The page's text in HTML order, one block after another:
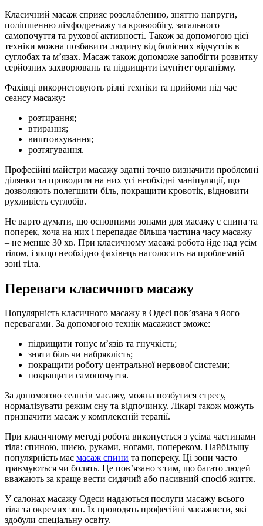
Класичний масаж сприяє розслабленню, зняттю напруги,
поліпшенню лімфодренажу та кровообігу, загального
самопочуття та рухової активності. Також за допомогою цієї
техніки можна позбавити людину від болісних відчуттів в
суглобах та м’язах. Масаж також допоможе запобігти розвитку
серйозних захворювань та підвищити імунітет організму.
Фахівці використовують різні техніки та прийоми під час
сеансу масажу:
розтирання;
втирання;
виштовхування;
розтягування.
Професійні майстри масажу здатні точно визначити проблемні
ділянки та проводити на них усі необхідні маніпуляції, що
дозволяють полегшити біль, покращити кровотік, відновити
рухливість суглобів.
Не варто думати, що основними зонами для масажу є спина та
поперек, хоча на них і перепадає більша частина часу масажу
– не менше 30 хв. При класичному масажі робота йде над усім
тілом, і якщо необхідно фахівець наголосить на проблемній
зоні тіла.
Переваги класичного масажу
Популярність класичного масажу в Одесі пов’язана з його
перевагами. За допомогою технік масажист зможе:
підвищити тонус м’язів та гнучкість;
зняти біль чи набряклість;
покращити роботу центральної нервової системи;
покращити самопочуття.
За допомогою сеансів масажу, можна позбутися стресу,
нормалізувати режим сну та відпочинку. Лікарі також можуть
призначити масаж у комплексній терапії.
При класичному методі робота виконується з усіма частинами
тіла: спиною, шиєю, руками, ногами, попереком. Найбільшу
популярність має масаж спини та попереку. Ці зони часто
травмуються чи болять. Це пов’язано з тим, що багато людей
вважають за краще вести сидячий або пасивний спосіб життя.
У салонах масажу Одеси надаються послуги масажу всього
тіла та окремих зон. Їх проводять професійні масажисти, які
здобули спеціальну освіту.